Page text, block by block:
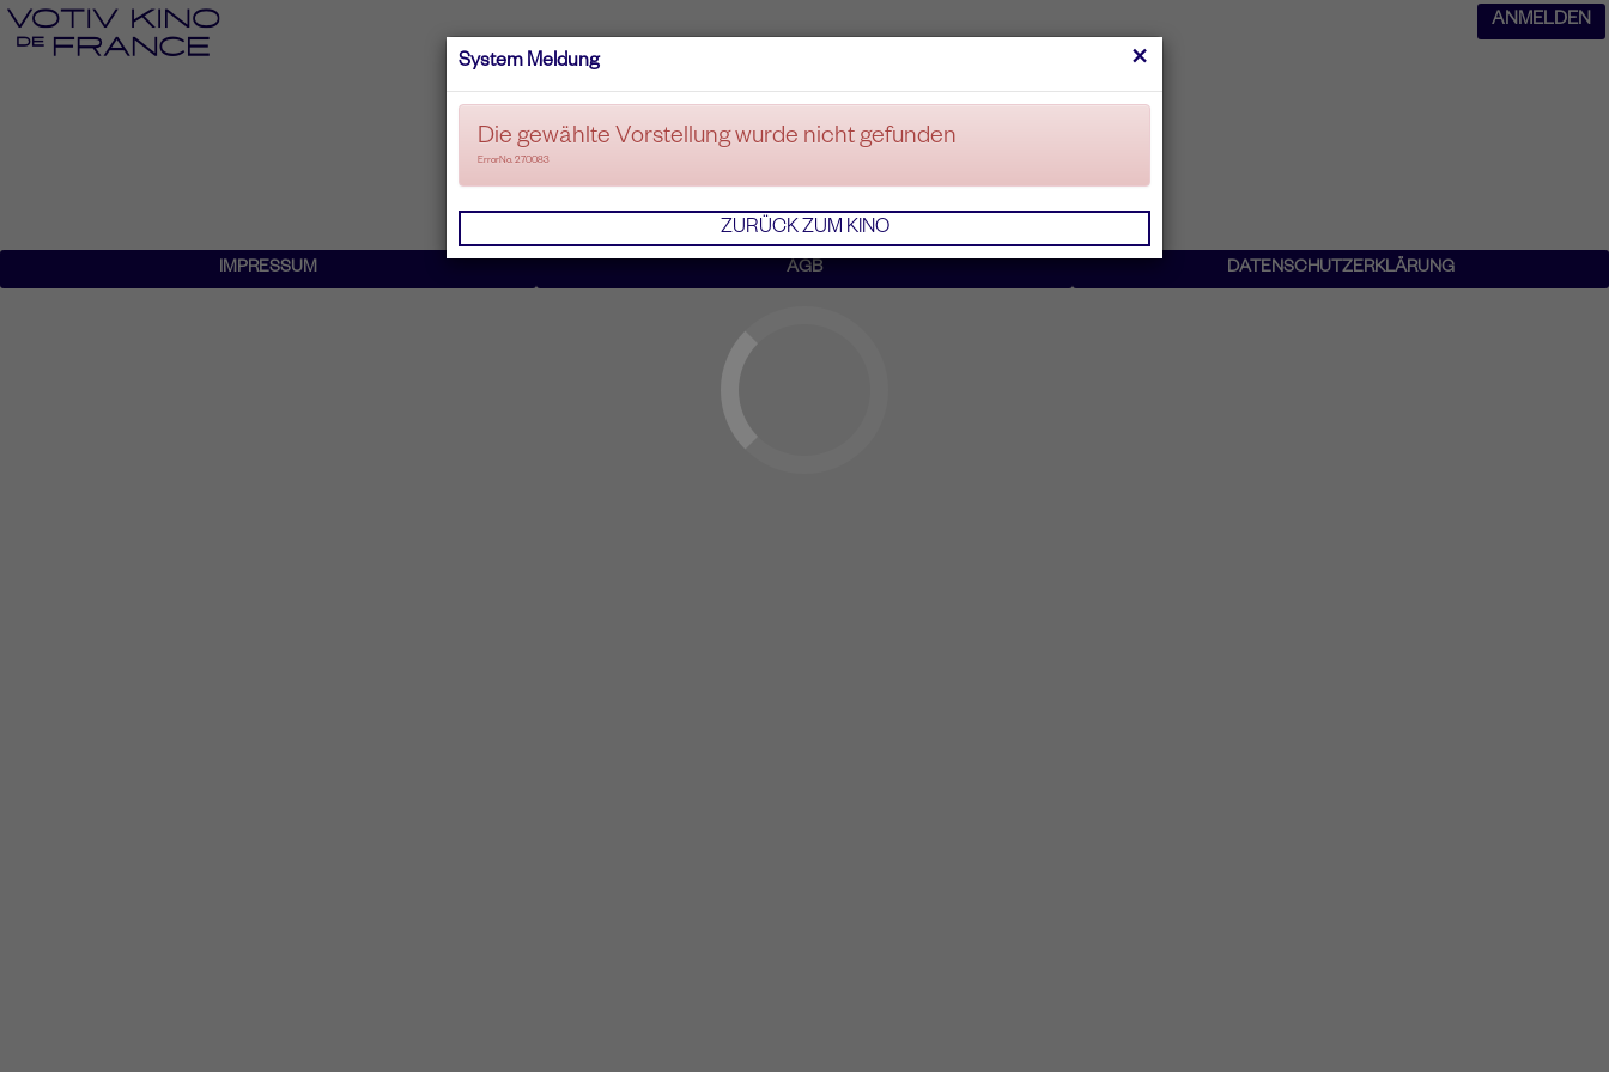
ANMELDEN
×
System Meldung
Die gewählte Vorstellung wurde nicht gefunden
ErrorNo. 270083
ZURÜCK ZUM KINO
IMPRESSUM AGB DATENSCHUTZERKLÄRUNG